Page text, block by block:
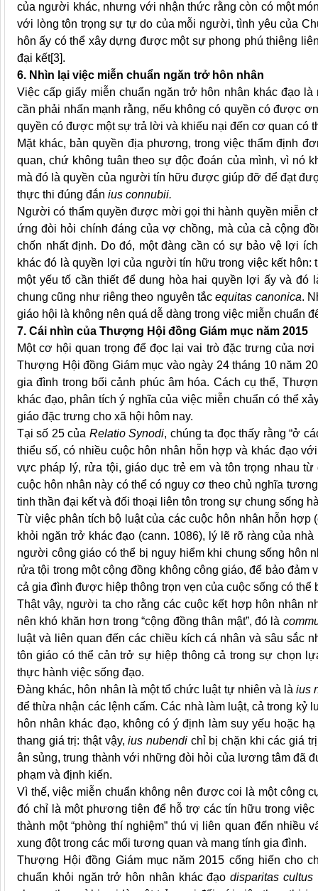
của người khác, nhưng với nhận thức rằng còn có một
với lòng tôn trọng sự tự do của mỗi người, tình yêu của
hôn ấy có thể xây dựng được một sự phong phú thiêng
đại kết[3].
6. Nhìn lại việc miễn chuẩn ngăn trở hôn nhân
Việc cấp giấy miễn chuẩn ngăn trở hôn nhân khác đạo
cần phải nhấn mạnh rằng, nếu không có quyền có được
quyền có được một sự trả lời và khiếu nại đến cơ quan có
Mặt khác, bản quyền địa phương, trong việc thẩm định
quan, chứ không tuân theo sự độc đoán của mình, vì nó
mà đó là quyền của người tín hữu được giúp đỡ để đạt
thực thi đúng đắn ius connubii.
Người có thẩm quyền được mời gọi thi hành quyền miễn
ứng đòi hỏi chính đáng của vợ chồng, mà của cả cộng
chốn nhất định. Do đó, một đàng cần có sự bảo vệ lợi
khác đó là quyền lợi của người tín hữu trong việc kết
một yếu tố cần thiết để dung hòa hai quyền lợi ấy và
chung cũng như riêng theo nguyên tắcequitas canonica.
giáo hội là không nên quá dễ dàng trong việc miễn chuẩn
7. Cái nhìn của Thượng Hội đồng Giám mục năm 2015
Một cơ hội quan trọng để đọc lại vai trò đặc trưng của
Thượng Hội đồng Giám mục vào ngày 24 tháng 10 năm
gia đình trong bối cảnh phúc âm hóa. Cách cụ thể,
khác đạo, phân tích ý nghĩa của việc miễn chuẩn có thể
giáo đặc trưng cho xã hội hôm nay.
Tại số 25 của Relatio Synodi, chúng ta đọc thấy rằng “ở
thiểu số, có nhiều cuộc hôn nhân hỗn hợp và khác đạo
vực pháp lý, rửa tội, giáo dục trẻ em và tôn trọng nhau
cuộc hôn nhân này có thể có nguy cơ theo chủ nghĩa
tinh thần đại kết và đối thoại liên tôn trong sự chung sống
Từ việc phân tích bộ luật của các cuộc hôn nhân hỗn
khỏi ngăn trở khác đạo (cann. 1086), lý lẽ rõ ràng của
người công giáo có thể bị nguy hiểm khi chung sống
rửa tội trong một cộng đồng không công giáo, để bảo
cả gia đình được hiệp thông trọn vẹn của cuộc sống có
Thật vậy, người ta cho rằng các cuộc kết hợp hôn nhân
nên khó khăn hơn trong “cộng đồng thân mật”, đó là
luật và liên quan đến các chiều kích cá nhân và sâu sắc
tôn giáo có thể cản trở sự hiệp thông cả trong sự chọn
thực hành việc sống đạo.
Đàng khác, hôn nhân là một tổ chức luật tự nhiên và làius
để thừa nhận các lệnh cấm. Các nhà làm luật, cả trong kỷ
hôn nhân khác đạo, không có ý định làm suy yếu hoặc
thang giá trị: thật vậy,ius nubendi chỉ bị chặn khi các giá
ân sủng, trung thành với những đòi hỏi của lương tâm đã
phạm và định kiến.
Vì thế, việc miễn chuẩn không nên được coi là một công
đó chỉ là một phương tiện để hỗ trợ các tín hữu trong
thành một “phòng thí nghiệm” thú vị liên quan đến
xung đột trong các mối tương quan và mang tính gia đình.
Thượng Hội đồng Giám mục năm 2015 cống hiến cho
chuẩn khỏi ngăn trở hôn nhân khác đạodisparitas cultus